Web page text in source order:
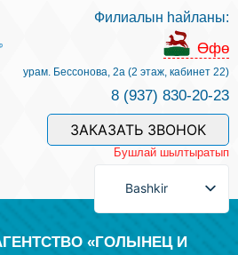
һәм хеҙмәттәр
Филиалын һайланы:
Өфө
урам. Бессонова, 2а (2 этаж, кабинет 22)
8 (937) 830-20-23
ЗАКАЗАТЬ ЗВОНОК
Бушлай шылтыратып
Bashkir
«ГОЛЫНЕЦ И